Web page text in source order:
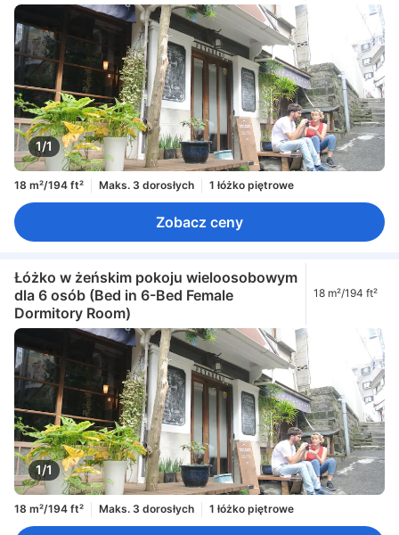
1/1
18 m²/194 ft² Maks. 3 dorosłych 1 łóżko piętrowe
Zobacz ceny
Łóżko w żeńskim pokoju wieloosobowym
dla 6 osób (Bed in 6-Bed Female
Dormitory Room)
18 m²/194 ft²
1/1
18 m²/194 ft² Maks. 3 dorosłych 1 łóżko piętrowe